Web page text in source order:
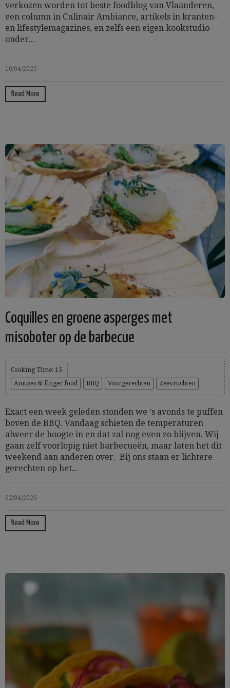
verkozen worden tot beste foodblog van Vlaanderen,
een column in Culinair Ambiance, artikels in kranten-
en lifestylemagazines, en zelfs een eigen kookstudio
onder...
10/04/2025
Read More
Coquilles en groene asperges met
misoboter op de barbecue
Cooking Time: 15
Amuses & finger food
BBQ Voorgerechten Zeevruchten
Exact een week geleden stonden we ‘s avonds te puffen
boven de BBQ. Vandaag schieten de temperaturen
alweer de hoogte in en dat zal nog even zo blijven. Wij
gaan zelf voorlopig niet barbecueën, maar laten het dit
weekend aan anderen over. Bij ons staan er lichtere
gerechten op het...
02/04/2026
Read More